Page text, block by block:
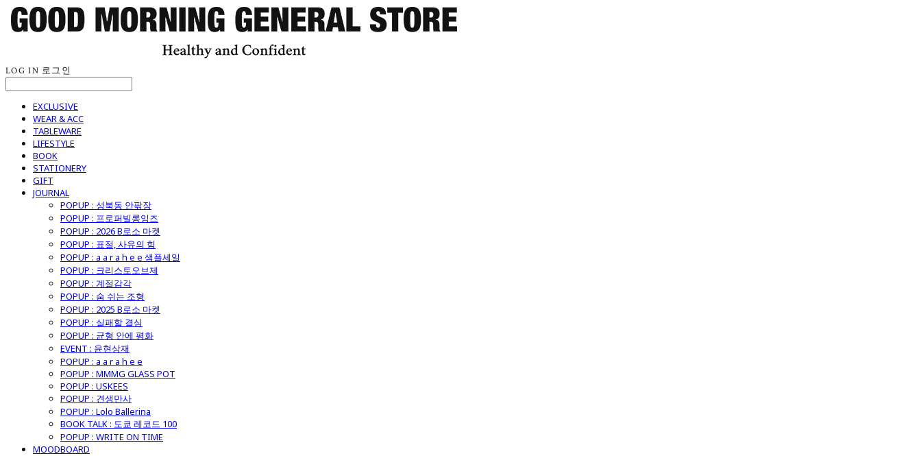
LOG IN 로그인
EXCLUSIVE
WEAR & ACC
TABLEWARE
LIFESTYLE
BOOK
STATIONERY
GIFT
JOURNAL
POPUP : 성북동 안팎장
POPUP : 프로퍼빌롱잉즈
POPUP : 2026 B로소 마켓
POPUP : 표절, 사유의 힘
POPUP : a a r a h e e 샘플세일
POPUP : 크리스토오브제
POPUP : 계절감각
POPUP : 숨 쉬는 조형
POPUP : 2025 B로소 마켓
POPUP : 실패할 결심
POPUP : 균형 안에 평화
EVENT : 윤현상재
POPUP : a a r a h e e
POPUP : MMMG GLASS POT
POPUP : USKEES
POPUP : 견생만사
POPUP : Lolo Ballerina
BOOK TALK : 도쿄 레코드 100
POPUP : WRITE ON TIME
MOODBOARD